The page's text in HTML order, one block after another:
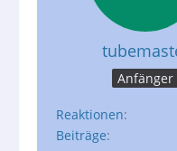
Anfänger
Reaktionen
Beiträge